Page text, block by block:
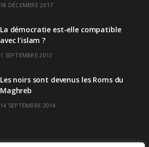
18 DÉCEMBRE 2017
La démocratie est-elle compatible
avec l’islam ?
1 SEPTEMBRE 2013
Les noirs sont devenus les Roms du
Maghreb
14 SEPTEMBRE 2014